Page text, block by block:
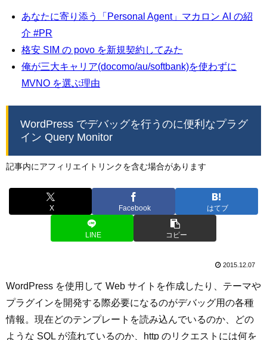
あなたに寄り添う「Personal Agent」マカロン AI の紹
介 #PR
格安 SIM の povo を新規契約してみた
俺が三大キャリア(docomo/au/softbank)を使わずに
MVNO を選ぶ理由
WordPress でデバッグを行うのに便利なプラグ
イン Query Monitor
記事内にアフィリエイトリンクを含む場合があります
X Facebook はてブ
LINE コピー
2015.12.07
WordPress を使用して Web サイトを作成したり、テーマや
プラグインを開発する際必要になるのがデバッグ用の各種
情報。現在どのテンプレートを読み込んでいるのか、どの
ような SQL が流れているのか、http のリクエストには何を